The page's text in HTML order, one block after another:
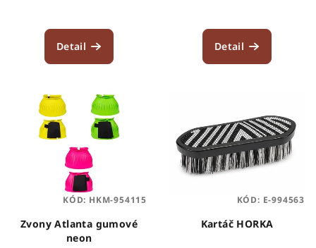
Detail Detail
Zvony Atlanta gumové
neon
KÓD: HKM-954115
Kartáč HORKA
KÓD: E-994563